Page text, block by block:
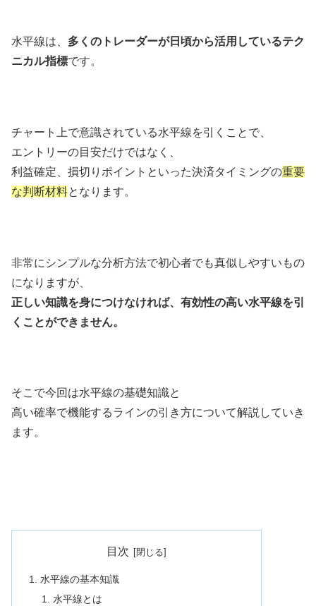
水平線は、 多くのトレーダーが日頃から活用しているテク
ニカル指標です。
チャート上で意識されている水平線を引くことで、
エントリーの目安だけではなく、
利益確定、損切りポイントといった決済タイミングの重要
な判断材料となります。
非常にシンプルな分析方法で初心者でも真似しやすいもの
になりますが、
正しい知識を身につけなければ、有効性の高い水平線を引
くことができません。
そこで今回は水平線の基礎知識と
高い確率で機能するラインの引き方について解説していき
ます。
目次
水平線の基本知識
水平線とは